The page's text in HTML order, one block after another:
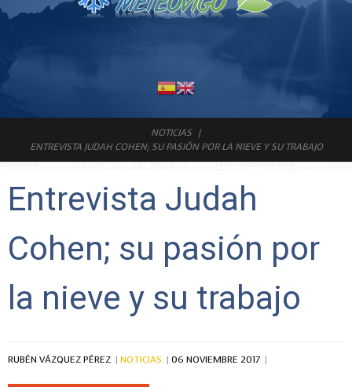
NOTICIAS
ENTREVISTA JUDAH COHEN; SU PASIÓN POR LA NIEVE Y SU TRABAJO
Entrevista Judah
Cohen; su pasión por
la nieve y su trabajo
RUBÉN VÁZQUEZ PÉREZ NOTICIAS 06 NOVIEMBRE 2017